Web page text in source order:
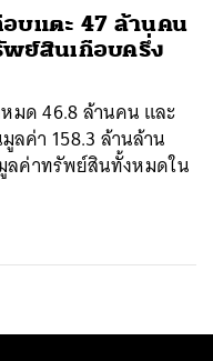
บแตะ 47 ล้านคน
พย์สินเกือบครึ่ง
มด 46.8 ล้านคน และ
ลค่า 158.3 ล้านล้าน
ลค่าทรัพย์สินทั้งหมดใน